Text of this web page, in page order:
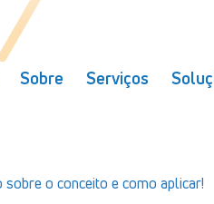
Sobre Serviços
o conceito e como aplicar!